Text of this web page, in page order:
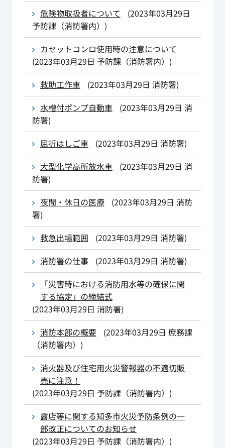
危険物取扱者について
(2023年03月29日
予防課（消防署内） )
カセットコンロ使用時の注意について
(2023年03月29日 予防課（消防署内） )
救助工作車
(2023年03月29日 消防署)
水槽付ポンプ自動車
(2023年03月29日 消
防署)
屈折はしご車
(2023年03月29日 消防署)
大型化学高所放水車
(2023年03月29日 消
防署)
夜間・休日の医療
(2023年03月29日 消防
署)
救急出場範囲
(2023年03月29日 消防署)
消防署の仕事
(2023年03月29日 消防署)
「災害時における消防用水等の確保に関
する協定」の締結式
(2023年03月29日 消防署)
消防本部の概要
(2023年03月29日 庶務課
（消防署内） )
消火器及び住宅用火災警報器の不適切販
売に注意！
(2023年03月29日 予防課（消防署内） )
露店等に関する知多市火災予防条例の一
部改正についてのお知らせ
(2023年03月29日 予防課（消防署内） )